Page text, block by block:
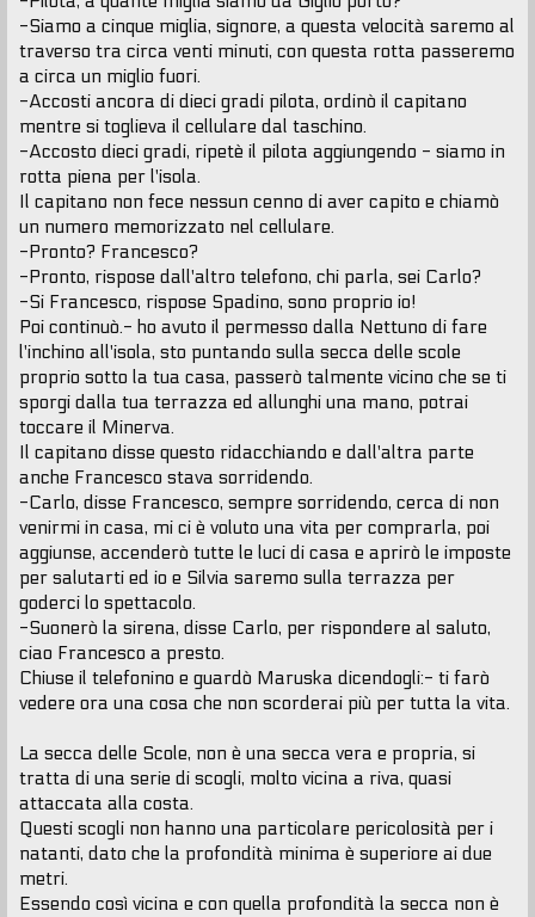
-Siamo a cinque miglia, signore, a questa velocità saremo al
traverso tra circa venti minuti, con questa rotta passeremo
a circa un miglio fuori.
-Accosti ancora di dieci gradi pilota, ordinò il capitano
mentre si toglieva il cellulare dal taschino.
-Accosto dieci gradi, ripetè il pilota aggiungendo - siamo in
rotta piena per l'isola.
Il capitano non fece nessun cenno di aver capito e chiamò
un numero memorizzato nel cellulare.
-Pronto? Francesco?
-Pronto, rispose dall'altro telefono, chi parla, sei Carlo?
-Si Francesco, rispose Spadino, sono proprio io!
Poi continuò.- ho avuto il permesso dalla Nettuno di fare
l'inchino all'isola, sto puntando sulla secca delle scole
proprio sotto la tua casa, passerò talmente vicino che se ti
sporgi dalla tua terrazza ed allunghi una mano, potrai
toccare il Minerva.
Il capitano disse questo ridacchiando e dall'altra parte
anche Francesco stava sorridendo.
-Carlo, disse Francesco, sempre sorridendo, cerca di non
venirmi in casa, mi ci è voluto una vita per comprarla, poi
aggiunse, accenderò tutte le luci di casa e aprirò le imposte
per salutarti ed io e Silvia saremo sulla terrazza per
goderci lo spettacolo.
-Suonerò la sirena, disse Carlo, per rispondere al saluto,
ciao Francesco a presto.
Chiuse il telefonino e guardò Maruska dicendogli:- ti farò
vedere ora una cosa che non scorderai più per tutta la vita.
La secca delle Scole, non è una secca vera e propria, si
tratta di una serie di scogli, molto vicina a riva, quasi
attaccata alla costa.
Questi scogli non hanno una particolare pericolosità per i
natanti, dato che la profondità minima è superiore ai due
metri.
Essendo così vicina e con quella profondità la secca non è